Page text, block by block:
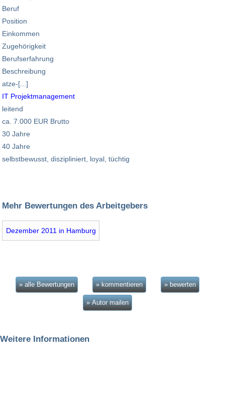
Beruf
Position
Einkommen
Zugehörigkeit
Berufserfahrung
Beschreibung
atze-[...]
IT Projektmanagement
leitend
ca. 7.000 EUR Brutto
30 Jahre
40 Jahre
selbstbewusst, diszipliniert, loyal, tüchtig
Mehr Bewertungen des Arbeitgebers
Dezember 2011 in Hamburg
» alle Bewertungen » kommentieren » bewerten
» Autor mailen
Weitere Informationen